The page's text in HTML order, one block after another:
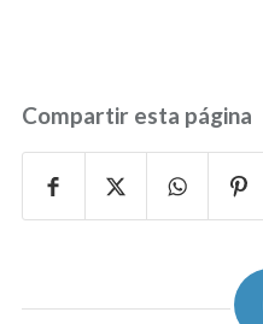
Compartir esta página